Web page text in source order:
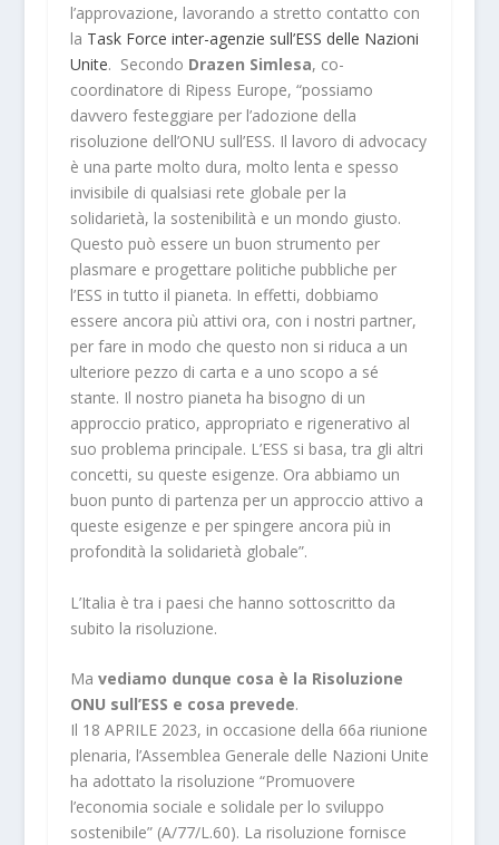
l’approvazione, lavorando a stretto contatto con
la Task Force inter-agenzie sull’ESS delle Nazioni
Unite. Secondo Drazen Simlesa, co-
coordinatore di Ripess Europe, “possiamo
davvero festeggiare per l’adozione della
risoluzione dell’ONU sull’ESS. Il lavoro di advocacy
è una parte molto dura, molto lenta e spesso
invisibile di qualsiasi rete globale per la
solidarietà, la sostenibilità e un mondo giusto.
Questo può essere un buon strumento per
plasmare e progettare politiche pubbliche per
l’ESS in tutto il pianeta. In effetti, dobbiamo
essere ancora più attivi ora, con i nostri partner,
per fare in modo che questo non si riduca a un
ulteriore pezzo di carta e a uno scopo a sé
stante. Il nostro pianeta ha bisogno di un
approccio pratico, appropriato e rigenerativo al
suo problema principale. L’ESS si basa, tra gli altri
concetti, su queste esigenze. Ora abbiamo un
buon punto di partenza per un approccio attivo a
queste esigenze e per spingere ancora più in
profondità la solidarietà globale”.
L’Italia è tra i paesi che hanno sottoscritto da
subito la risoluzione.
Ma vediamo dunque cosa è la Risoluzione
ONU sull’ESS e cosa prevede.
Il 18 APRILE 2023, in occasione della 66a riunione
plenaria, l’Assemblea Generale delle Nazioni Unite
ha adottato la risoluzione “Promuovere
l’economia sociale e solidale per lo sviluppo
sostenibile” (A/77/L.60). La risoluzione fornisce